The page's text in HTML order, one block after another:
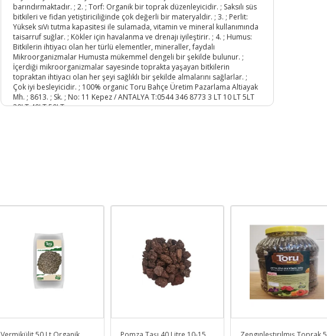
barındırmaktadır. ; 2. ; Torf: Organik bir toprak düzenleyicidir. ; Saksılı süs
bitkileri ve fidan yetiştiriciliğinde çok değerli bir materyaldir. ; 3. ; Perlit:
Yüksek sıVı tutma kapasitesi ile sulamada, vitamin ve mineral kullanımında
taisarruf suğlar. ; Kökler için havalanma ve drenajı iyileştirir. ; 4. ; Humus:
Bitkilerin ihtiyacı olan her türlü elementler, mineraller, faydalı
Mikroorganizmalar Humusta mükemmel dengeli bir şekilde bulunur. ;
İçerdiği mikroorganizmalar sayesinde toprakta yaşayan bitkilerin
topraktan ihtiyacı olan her şeyi sağlıklı bir şekilde almalarını sağlarlar. ;
Çok iyi besleyicidir. ; 100% organic Toru Bahçe Üretim Pazarlama Altiayak
Mh. ; 8613. ; Sk. ; No: 11 Kepez / ANTALYA T:0544 346 8773 3 LT 10 LT 5LT
20LT 40LT 50LT;